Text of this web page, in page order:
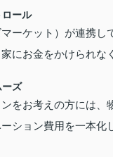
ール
ーケット）が連携
にお金をかけられな
ーズ
をお考えの方には
ション費用を一本化